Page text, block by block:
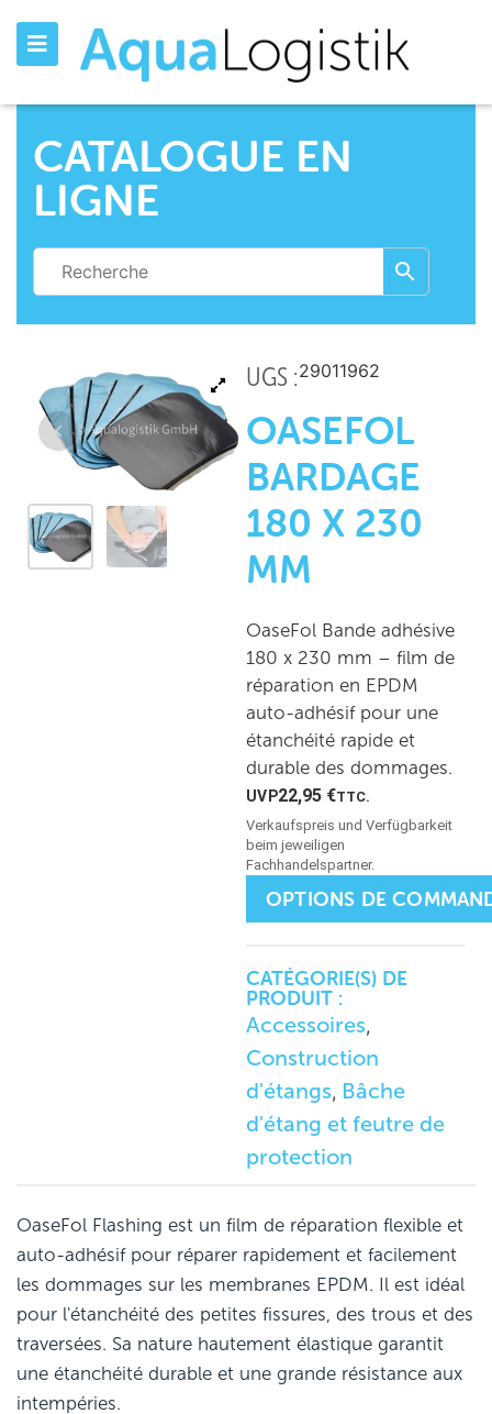
CATALOGUE EN
LIGNE
UGS :29011962
OASEFOL
BARDAGE
180 X 230
MM
OaseFol Bande adhésive
180 x 230 mm – film de
réparation en EPDM
auto-adhésif pour une
étanchéité rapide et
durable des dommages.
22,95 €TTC.
OPTIONS DE
CATÉGORIE(S) DE
PRODUIT :
Accessoires,
Construction
d'étangs, Bâche
d'étang et feutre de
protection
OaseFol Flashing est un film de réparation flexible et
auto-adhésif pour réparer rapidement et facilement
les dommages sur les membranes EPDM. Il est idéal
pour l'étanchéité des petites fissures, des trous et des
traversées. Sa nature hautement élastique garantit
une étanchéité durable et une grande résistance aux
intempéries.